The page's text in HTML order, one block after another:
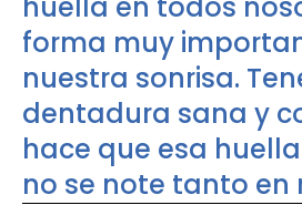
huella en todos
forma muy
nuestra sonrisa.
dentadura sana y
hace que esa
no se note tanto en